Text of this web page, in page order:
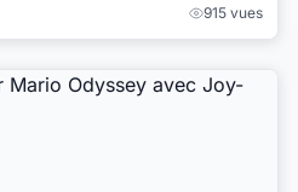
915 vues